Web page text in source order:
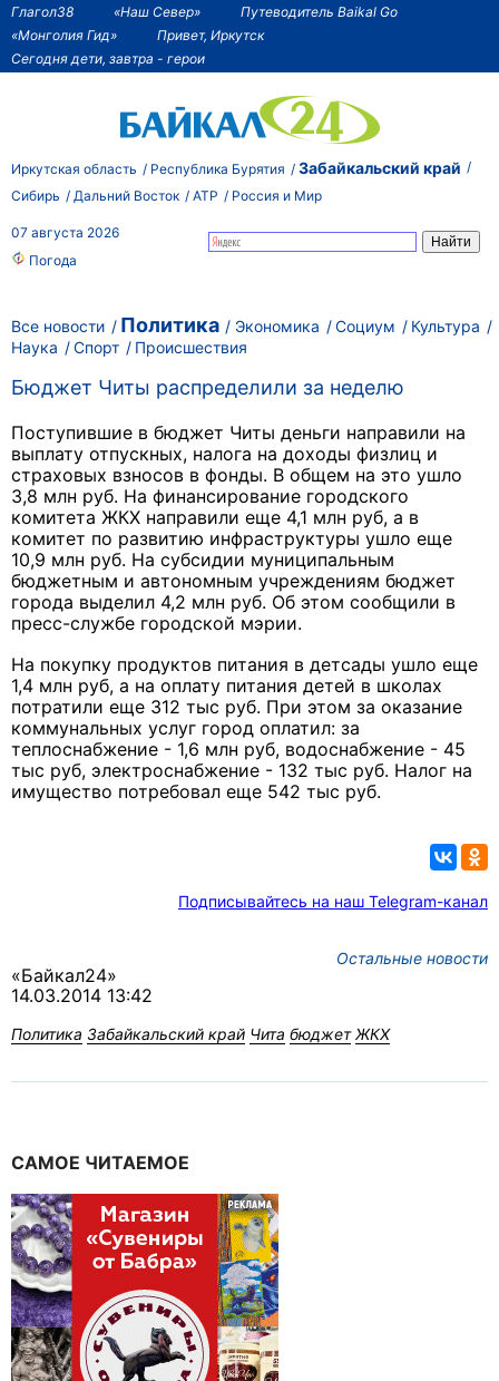
Глагол38 «Наш Север»
Путеводитель Baikal Go
«Монголия Гид»
Привет, Иркутск
Сегодня дети, завтра - герои
Иркутская область Республика Бурятия Забайкальский край
Сибирь Дальний Восток АТР Россия и Мир
07 августа 2026
Погода
Все новости Политика Экономика Социум
Культура
Наука
Спорт Происшествия
Бюджет Читы распределили за неделю
Поступившие в бюджет Читы деньги направили на
выплату отпускных, налога на доходы физлиц и
страховых взносов в фонды. В общем на это ушло
3,8 млн руб. На финансирование городского
комитета ЖКХ направили еще 4,1 млн руб, а в
комитет по развитию инфраструктуры ушло еще
10,9 млн руб. На субсидии муниципальным
бюджетным и автономным учреждениям бюджет
города выделил 4,2 млн руб. Об этом сообщили в
пресс-службе городской мэрии.
На покупку продуктов питания в детсады ушло еще
1,4 млн руб, а на оплату питания детей в школах
потратили еще 312 тыс руб. При этом за оказание
коммунальных услуг город оплатил: за
теплоснабжение - 1,6 млн руб, водоснабжение - 45
тыс руб, электроснабжение - 132 тыс руб. Налог на
имущество потребовал еще 542 тыс руб.
Подписывайтесь на наш Telegram-канал
Остальные новости
«Байкал24»
14.03.2014 13:42
Политика Забайкальский край Чита бюджет ЖКХ
САМОЕ ЧИТАЕМОЕ